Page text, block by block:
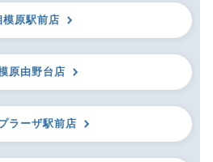
模原駅前店
原由野台店
ラーザ駅前店